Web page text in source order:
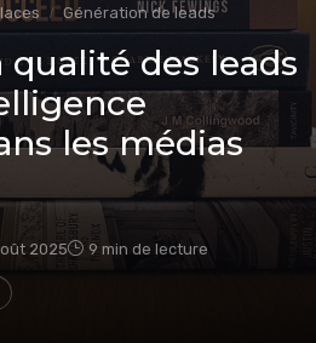
Génération de leads
des leads
les médias
2025 9 min de lecture